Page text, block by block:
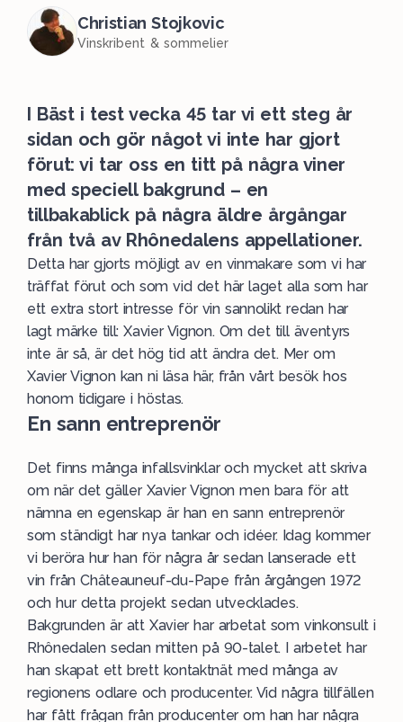
Christian Stojkovic
Vinskribent & sommelier
I Bäst i test vecka 45 tar vi ett steg år
sidan och gör något vi inte har gjort
förut: vi tar oss en titt på några viner
med speciell bakgrund – en
tillbakablick på några äldre årgångar
från två av Rhônedalens appellationer.
Detta har gjorts möjligt av en vinmakare som vi har
träffat förut och som vid det här laget alla som har
ett extra stort intresse för vin sannolikt redan har
lagt märke till: Xavier Vignon. Om det till äventyrs
inte är så, är det hög tid att ändra det. Mer om
Xavier Vignon kan ni läsa här, från vårt besök hos
honom tidigare i höstas.
En sann entreprenör
Det finns många infallsvinklar och mycket att skriva
om när det gäller Xavier Vignon men bara för att
nämna en egenskap är han en sann entreprenör
som ständigt har nya tankar och idéer. Idag kommer
vi beröra hur han för några år sedan lanserade ett
vin från Châteauneuf-du-Pape från årgången 1972
och hur detta projekt sedan utvecklades.
Bakgrunden är att Xavier har arbetat som vinkonsult i
Rhônedalensedan mitten på 90-talet. I arbetet har
han skapat ett brett kontaktnät med många av
regionens odlare och producenter. Vid några tillfällen
har fått frågan från producenter om han har några